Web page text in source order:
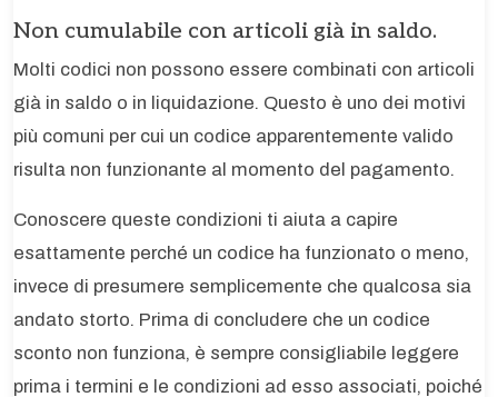
Non cumulabile con articoli già in saldo.
Molti codici non possono essere combinati con articoli
già in saldo o in liquidazione. Questo è uno dei motivi
più comuni per cui un codice apparentemente valido
risulta non funzionante al momento del pagamento.
Conoscere queste condizioni ti aiuta a capire
esattamente perché un codice ha funzionato o meno,
invece di presumere semplicemente che qualcosa sia
andato storto. Prima di concludere che un codice
sconto non funziona, è sempre consigliabile leggere
prima i termini e le condizioni ad esso associati, poiché